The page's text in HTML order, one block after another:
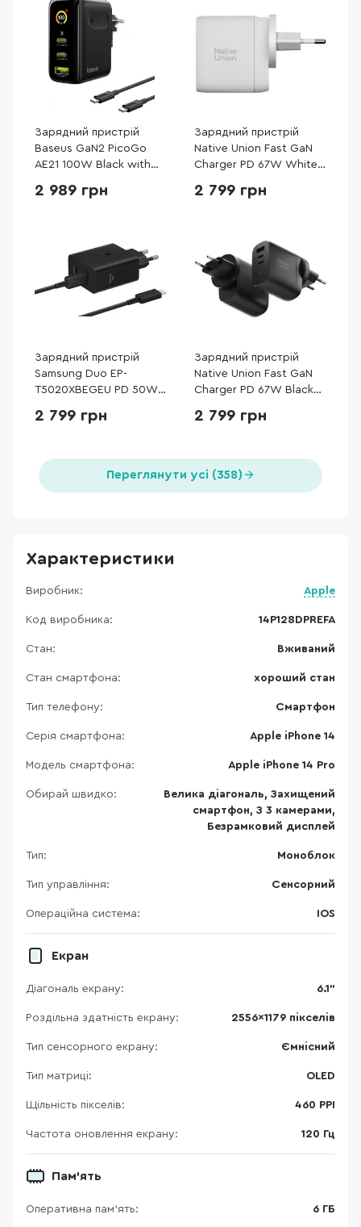
Зарядний пристрій
Baseus GaN2 PicoGo
AE21 100W Black with
100W (E0121B00)
2 989 грн
Зарядний пристрій
Native Union Fast GaN
Charger PD 67W White
2 799 грн
Зарядний пристрій
Samsung Duo EP-
T5020XBEGEU PD 50W
C
2 799 грн
Зарядний пристрій
Native Union Fast GaN
Charger PD 67W Black
2 799 грн
Переглянути усі (358)
Характеристики
Виробник: Apple
Код виробника: 14P128DPREFA
Стан: Вживаний
Стан смартфона: хороший стан
Тип телефону: Смартфон
Серія смартфона: Apple iPhone 14
Модель смартфона: Apple iPhone 14 Pro
Обирай швидко:
Велика діагональ, Захищений
смартфон, З 3 камерами,
Безрамковий дисплей
Тип: Моноблок
Тип управління: Сенсорний
Операційна система: IOS
Екран
Діагональ екрану: 6.1"
Роздільна здатність екрану: 2556x1179 пікселів
Тип сенсорного екрану: Ємнісний
Тип матриці: OLED
Щільність пікселів: 460 PPI
Частота оновлення екрану: 120 Гц
Пам'ять
Оперативна пам'ять: 6 ГБ